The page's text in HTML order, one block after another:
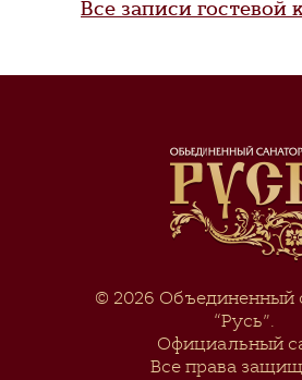
Все записи гостевой
© 2026 Объединенный
“Русь”.
Официальный
Все права